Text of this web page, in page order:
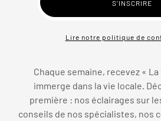
Lire notre politique de
Chaque semaine, recevez «
immerge dans la vie locale.
première : nos éclairages sur
conseils de nos spécialistes, nos